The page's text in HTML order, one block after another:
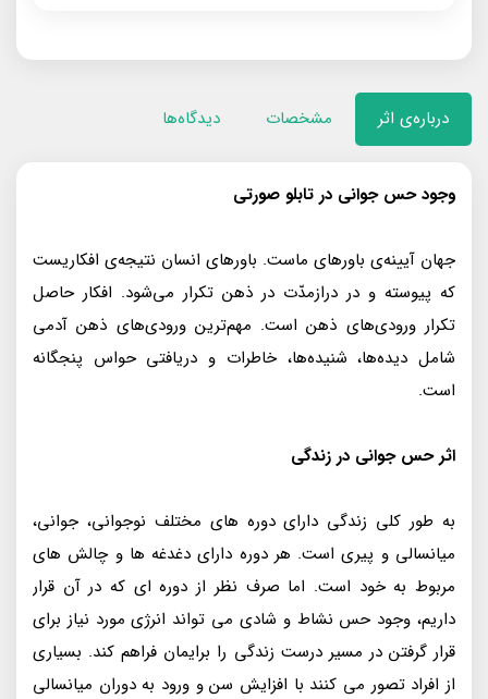
درباره‌ی اثر مشخصات دیدگاه‌ها
وجود حس جوانی در تابلو صورتی
جهان آیینه‌ی باورهای ماست. باورهای انسان نتیجه‌ی افکاریست
که پیوسته و در دراز‌مدّت در ذهن تکرار می‌شود. افکار حاصل
تکرار ورودی‌های ذهن است. مهم‌ترین ورودی‌های ذهن آدمی
شامل دیده‌ها، شنیده‌ها، خاطرات و دریافتی حواس پنجگانه
است.
اثر حس جوانی در زندگی
به طور کلی زندگی دارای دوره های مختلف نوجوانی، جوانی،
میانسالی و پیری است. هر دوره دارای دغدغه ها و چالش های
مربوط به خود است. اما صرف نظر از دوره ای که در آن قرار
داریم، وجود حس نشاط و شادی می تواند انرژی مورد نیاز برای
قرار گرفتن در مسیر درست زندگی را برایمان فراهم کند. بسیاری
از افراد تصور می کنند با افزایش سن و ورود به دوران میانسالی